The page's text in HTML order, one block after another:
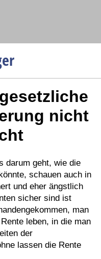
nicht
darum geht, wie die
schauen auch in
und eher ängstlich
sicher sind ist
man
leben, in die man
der
lassen die Rente